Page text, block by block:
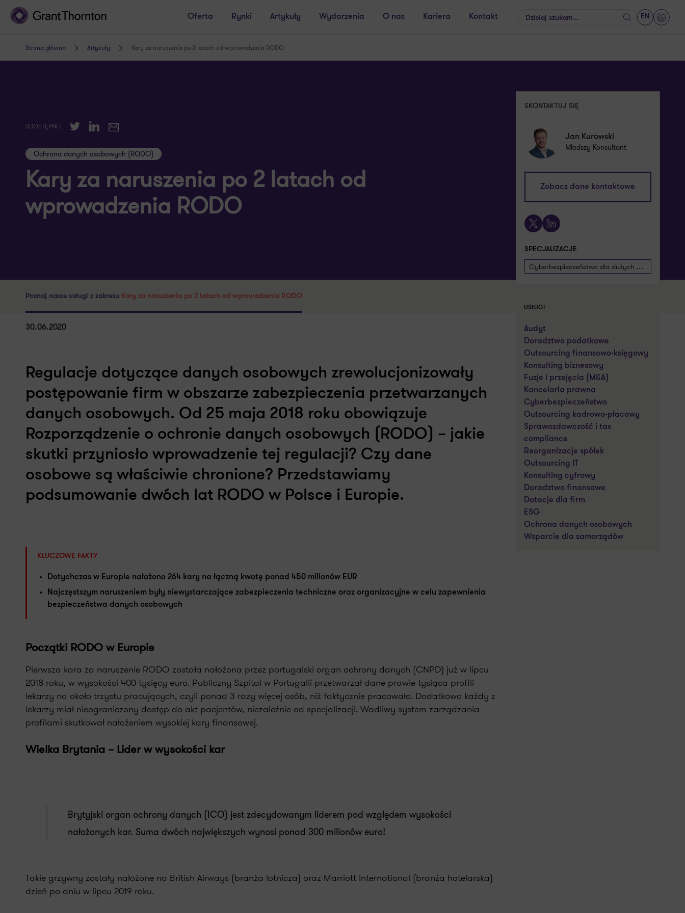
Oferta Rynki Artykuły Wydarzenia O nas Kariera Kontakt Szukaj
EN
Strona główna Artykuły Kary za naruszenia po 2 latach od wprowadzenia RODO
UDOSTĘPNIJ TwitterLinkedIn
E-mail
Ochrona danych osobowych (RODO)
Kary za naruszenia po 2 latach od
wprowadzenia RODO
SKONTAKTUJ SIĘ
Jan Kurowski
Młodszy Konsultant
Zobacz dane kontaktowe
X LinkedIn
SPECJALIZACJE
Cyberbezpieczeństwo dla dużych firm
USŁUGI
Audyt
Doradztwo podatkowe
Outsourcing finansowo-księgowy
Konsulting biznesowy
Fuzje i przejęcia (M&A)
Kancelaria prawna
Cyberbezpieczeństwo
Outsourcing kadrowo-płacowy
Sprawozdawczość i tax
compliance
Reorganizacje spółek
Outsourcing IT
Konsulting cyfrowy
Doradztwo finansowe
Dotacje dla firm
ESG
Ochrona danych osobowych
Wsparcie dla samorządów
Poznaj nasze usługi z zakresu Kary za naruszenia po 2 latach od wprowadzenia RODO
30.06.2020
Regulacje dotyczące danych osobowych zrewolucjonizowały
postępowanie firm w obszarze zabezpieczenia przetwarzanych
danych osobowych. Od 25 maja 2018 roku obowiązuje
Rozporządzenie o ochronie danych osobowych (RODO) – jakie
skutki przyniosło wprowadzenie tej regulacji? Czy dane
osobowe są właściwie chronione? Przedstawiamy
podsumowanie dwóch lat RODO w Polsce i Europie.
KLUCZOWE FAKTY
Dotychczas w Europie nałożono 264 kary na łączną kwotę ponad 450 milionów EUR
Najczęstszym naruszeniem były niewystarczające zabezpieczenia techniczne oraz organizacyjne w celu zapewnienia
bezpieczeństwa danych osobowych
Początki RODO w Europie
Pierwsza kara za naruszenie RODO została nałożona przez portugalski organ ochrony danych (CNPD) już w lipcu
2018 roku, w wysokości 400 tysięcy euro. Publiczny Szpital w Portugalii przetwarzał dane prawie tysiąca profili
lekarzy na około trzystu pracujących, czyli ponad 3 razy więcej osób, niż faktycznie pracowało. Dodatkowo każdy z
lekarzy miał nieograniczony dostęp do akt pacjentów, niezależnie od specjalizacji. Wadliwy system zarządzania
profilami skutkował nałożeniem wysokiej kary finansowej.
Wielka Brytania – Lider w wysokości kar
Brytyjski organ ochrony danych (ICO) jest zdecydowanym liderem pod względem wysokości
nałożonych kar. Suma dwóch największych wynosi ponad 300 milionów euro!
Takie grzywny zostały nałożone na British Airways (branża lotnicza) oraz Marriott International (branża hotelarska)
dzień po dniu w lipcu 2019 roku.